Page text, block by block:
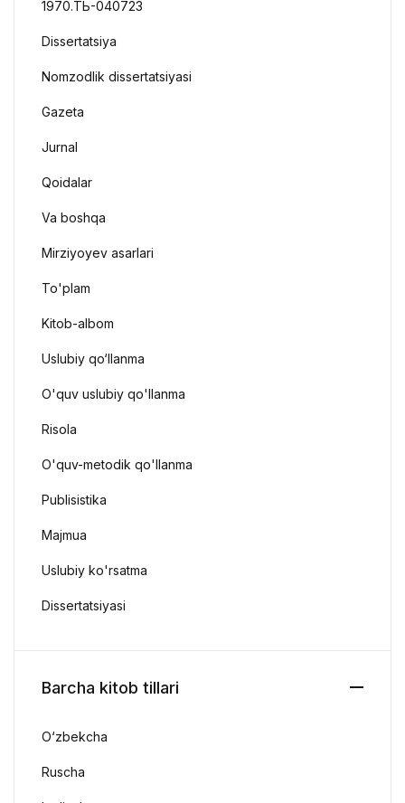
1970.ТЬ-040723
Dissertatsiya
Nomzodlik dissertatsiyasi
Gazeta
Jurnal
Qoidalar
Va boshqa
Mirziyoyev asarlari
To'plam
Kitob-albom
Uslubiy qo‘llanma
O'quv uslubiy qo'llanma
Risola
O'quv-metodik qo'llanma
Publisistika
Majmua
Uslubiy ko'rsatma
Dissertatsiyasi
Barcha kitob tillari
O‘zbekcha
Ruscha